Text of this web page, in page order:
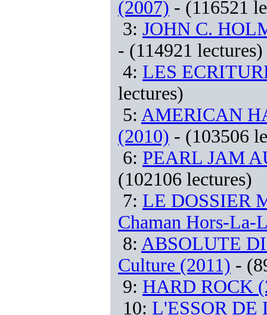
(2007) - (116521
3: JOHN C.
- (114921 lectures)
4: LES
lectures)
5: AMERICAN
(2010) - (103506
6: PEARL JAM
(102106 lectures)
7: LE DOSSIER
Chaman Hors-La-
8: ABSOLUTE
Culture (2011) -
9: HARD ROCK
10: L'ESSOR DE